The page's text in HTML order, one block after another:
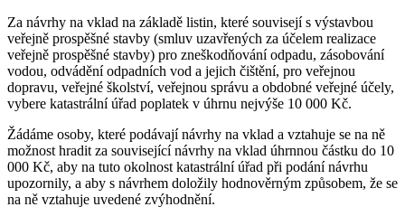
Za návrhy na vklad na základě listin, které souvisejí s výstavbou
veřejně prospěšné stavby (smluv uzavřených za účelem realizace
veřejně prospěšné stavby) pro zneškodňování odpadu, zásobování
vodou, odvádění odpadních vod a jejich čištění, pro veřejnou
dopravu, veřejné školství, veřejnou správu a obdobné veřejné účely,
vybere katastrální úřad poplatek v úhrnu nejvýše 10 000 Kč.
Žádáme osoby, které podávají návrhy na vklad a vztahuje se na ně
možnost hradit za související návrhy na vklad úhrnnou částku do 10
000 Kč, aby na tuto okolnost katastrální úřad při podání návrhu
upozornily, a aby s návrhem doložily hodnověrným způsobem, že se
na ně vztahuje uvedené zvýhodnění.